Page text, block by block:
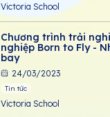
Victoria School
Chương trình trải
nghiệp Born to Fly -
bay
24/03/2023
Tin tức
Victoria School